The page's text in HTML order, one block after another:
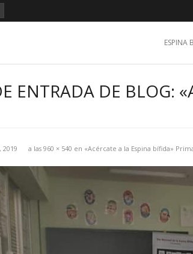
ESPINA
ENTRADA DE BLOG:
a las 960 × 540 en «Acércate a la Espina bífida»